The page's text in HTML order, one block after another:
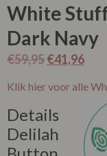
White
Dark Navy
€59,95€41,96
Klik hier voor alle
Details
Delilah